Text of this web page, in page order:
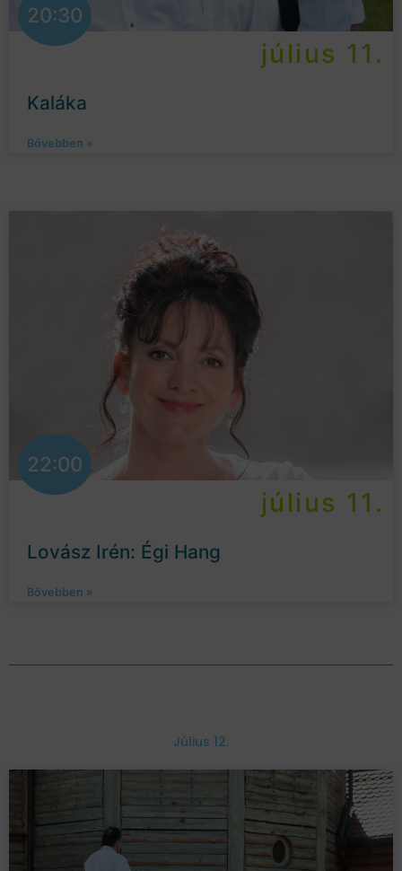
20:30
július 11.
Kaláka
Bővebben »
22:00
július 11.
Lovász Irén: Égi Hang
Bővebben »
Július 12.